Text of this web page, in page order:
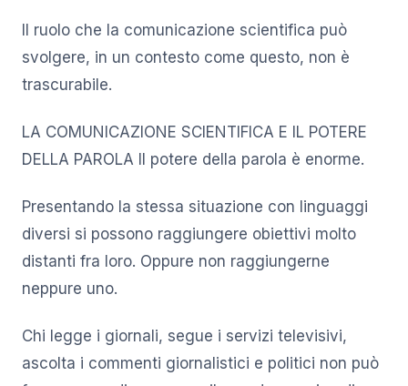
Il ruolo che la comunicazione scientifica può
svolgere, in un contesto come questo, non è
trascurabile.
LA COMUNICAZIONE SCIENTIFICA E IL POTERE
DELLA PAROLA Il potere della parola è enorme.
Presentando la stessa situazione con linguaggi
diversi si possono raggiungere obiettivi molto
distanti fra loro. Oppure non raggiungerne
neppure uno.
Chi legge i giornali, segue i servizi televisivi,
ascolta i commenti giornalistici e politici non può